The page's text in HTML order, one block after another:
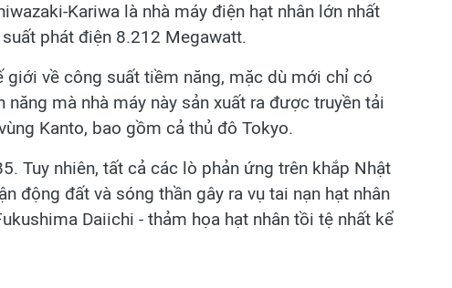
Kariwa là nhà máy điện hạt nhân lớn nhất
phát điện 8.212 Megawatt.
giới về công suất tiềm năng, mặc dù mới chỉ có
mà nhà máy này sản xuất ra được truyền tải
Kanto, bao gồm cả thủ đô Tokyo.
Tuy nhiên, tất cả các lò phản ứng trên khắp Nhật
động đất và sóng thần gây ra vụ tai nạn hạt nhân
Daiichi - thảm họa hạt nhân tồi tệ nhất kể